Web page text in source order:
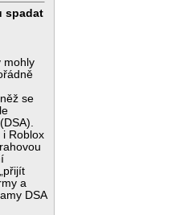
spadat
mohly
se
i Roblox
a
DSA